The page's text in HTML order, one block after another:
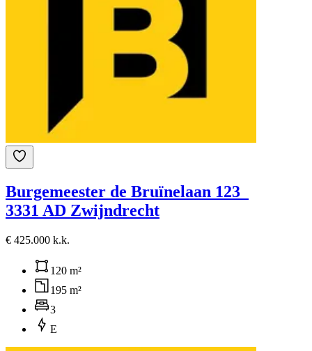
Burgemeester de Bruïnelaan 123
3331 AD Zwijndrecht
€ 425.000 k.k.
120 m²
195 m²
3
E